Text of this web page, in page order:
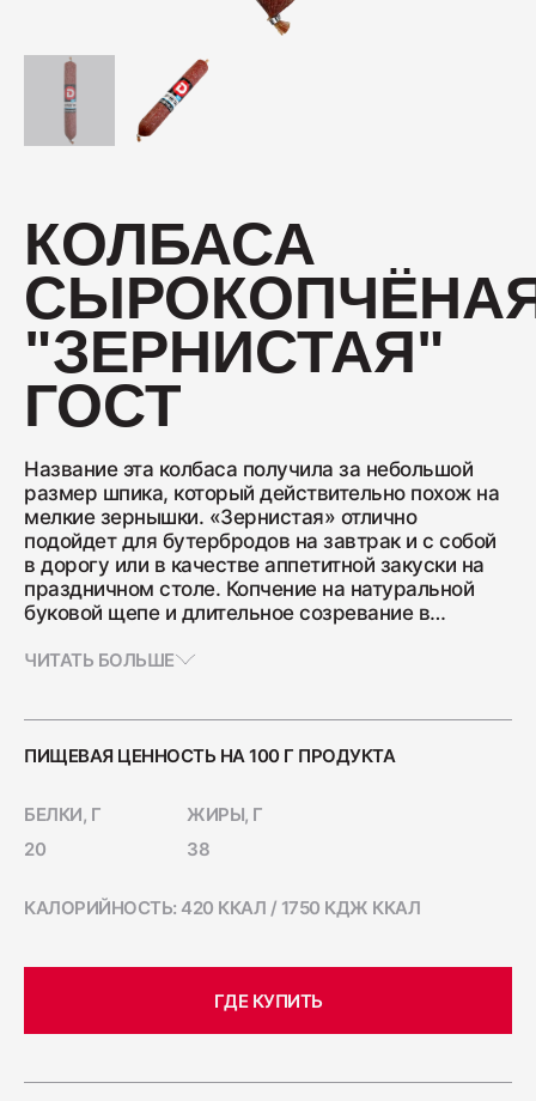
Колбаса с/к Коньячная
110
Нарезка Индейка варёно-копчёная
70
260
Ветчина "Для тостов"
1700
400
Колбаса сырокопчёная "Зернистая"
200
КОЛБАСА
"ЗЕРНИСТАЯ"
ГОСТ
Название эта колбаса получила за небольшой
размер шпика, который действительно похож на
мелкие зернышки. «Зернистая» отлично
подойдет для бутербродов на завтрак и с собой
в дорогу или в качестве аппетитной закуски на
праздничном столе. Копчение на натуральной
буковой щепе и длительное созревание в
колбасу в течение долгого времени.
ЧИТАТЬ БОЛЬШЕ
ПИЩЕВАЯ ЦЕННОСТЬ НА 100 Г ПРОДУКТА
БЕЛКИ, Г
20
ЖИРЫ, Г
38
КАЛОРИЙНОСТЬ: 420 ККАЛ / 1750 КДЖ ККАЛ
ГДЕ КУПИТЬ